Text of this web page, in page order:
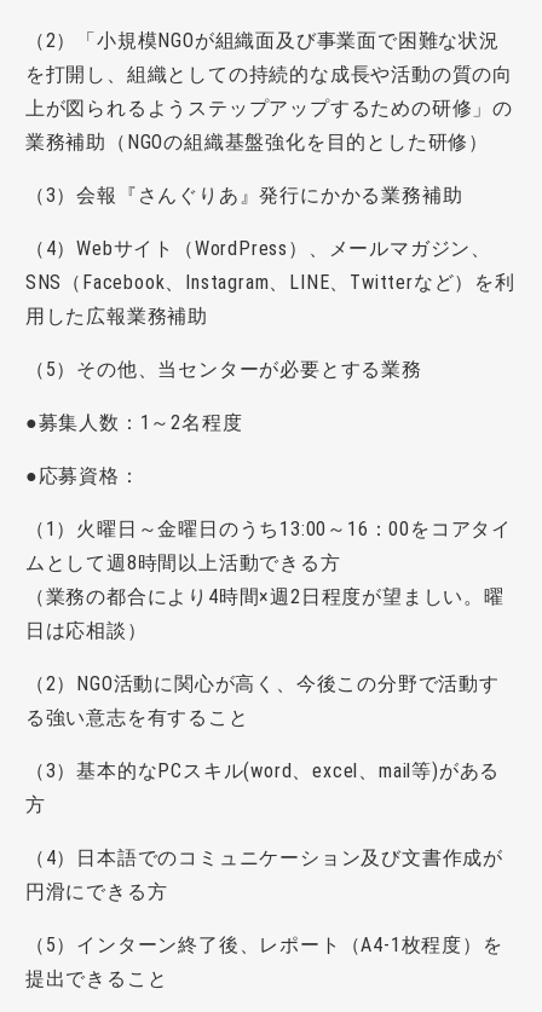
（2）「小規模NGOが組織面及び事業面で困難な状況
を打開し、組織としての持続的な成長や活動の質の向
上が図られるようステップアップするための研修」の
業務補助（NGOの組織基盤強化を目的とした研修）
（3）会報『さんぐりあ』発行にかかる業務補助
（4）Webサイト（WordPress）、メールマガジン、
SNS（Facebook、Instagram、LINE、Twitterなど）を利
用した広報業務補助
（5）その他、当センターが必要とする業務
●募集人数：1～2名程度
●応募資格：
（1）火曜日～金曜日のうち13:00～16：00をコアタイ
ムとして週8時間以上活動できる方
（業務の都合により4時間×週2日程度が望ましい。曜
日は応相談）
（2）NGO活動に関心が高く、今後この分野で活動す
る強い意志を有すること
（3）基本的なPCスキル(word、excel、mail等)がある
方
（4）日本語でのコミュニケーション及び文書作成が
円滑にできる方
（5）インターン終了後、レポート（A4-1枚程度）を
提出できること